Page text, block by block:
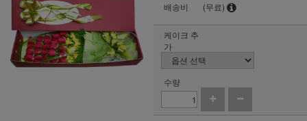
배송비
(무료)
케이크 추
가
수량